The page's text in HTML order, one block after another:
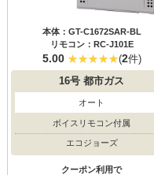
本体：GT-C1672SAR-BL
リモコン：RC-J101E
5.00 (2件)
16号 都市ガス
オート
ボイスリモコン付属
エコジョーズ
クーポン利用で